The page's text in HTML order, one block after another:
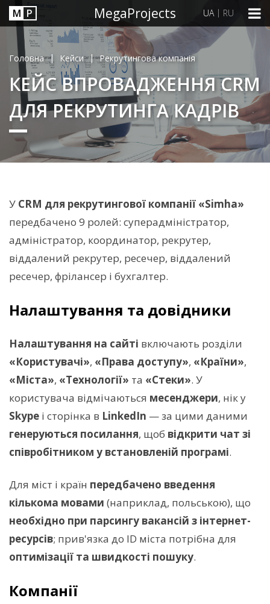
М P MegaProjects UA | RU
КЕЙС ВПРОВАДЖЕННЯ CRM
ДЛЯ РЕКРУТИНГА КАДРІВ
Головна | Кейси | Рекрутингова компанія
У CRM для рекрутингової компанії «Simha»
передбачено 9 ролей: суперадміністратор,
адміністратор, координатор, рекрутер,
віддалений рекрутер, ресечер, віддалений
ресечер, фрілансер і бухгалтер.
Налаштування та довідники
Налаштування на сайті включають розділи
«Користувачі», «Права доступу», «Країни»,
«Міста», «Технології» та «Стеки». У
користувача відмічаються месенджери, нік у
Skype і сторінка в LinkedIn — за цими даними
генеруються посилання, щоб відкрити чат зі
співробітником у встановленій програмі.
Для міст і країн передбачено введення
кількома мовами (наприклад, польською), що
необхідно при парсингу вакансій з інтернет-
ресурсів; прив'язка до ID міста потрібна для
оптимізації та швидкості пошуку.
Компанії